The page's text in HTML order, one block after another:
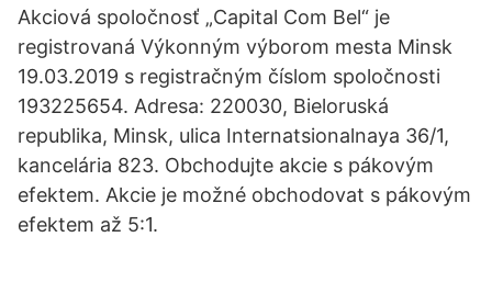
Akciová spoločnosť „Capital Com Bel“ je
registrovaná Výkonným výborom mesta Minsk
19.03.2019 s registračným číslom spoločnosti
193225654. Adresa: 220030, Bieloruská
republika, Minsk, ulica Internatsionalnaya 36/1,
kancelária 823. Obchodujte akcie s pákovým
efektem. Akcie je možné obchodovat s pákovým
efektem až 5:1.